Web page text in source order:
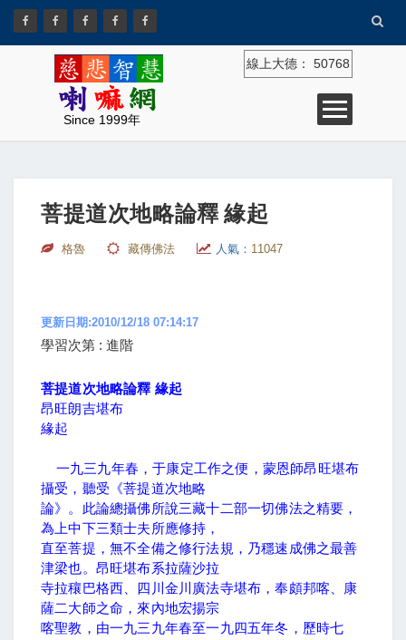
Since 1999年
線上大德： 50768
菩提道次地略論釋 緣起
格魯 藏傳佛法 人氣： 11047
更新日期:2010/12/18 07:14:17
學習次第 : 進階
菩提道次地略論釋 緣起
昂旺朗吉堪布
緣起
一九三九年春，于康定工作之便，蒙恩師昂旺堪布
攝受，聽受《菩提道次地略
論》。此論總攝佛所說三藏十二部一切佛法之精要，
為上中下三類士夫所應修持，
直至菩提，無不全備之修行法規，乃穩速成佛之最善
津梁也。昂旺堪布系拉薩沙拉
寺拉穰巴格西、四川金川廣法寺堪布，奉頗邦喀、康
薩二大師之命，來內地宏揚宗
喀聖教，由一九三九年春至一九四五年冬，歷時七